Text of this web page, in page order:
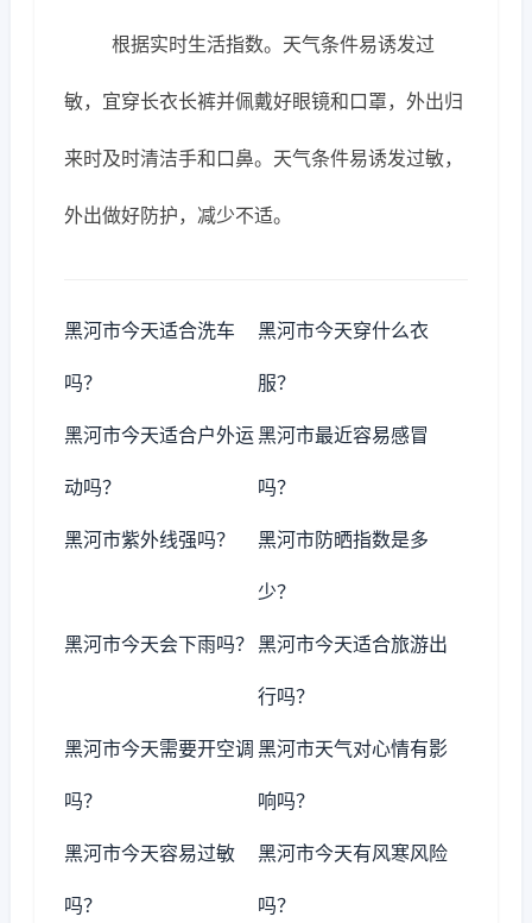
根据实时生活指数。天气条件易诱发过
敏，宜穿长衣长裤并佩戴好眼镜和口罩，外出归
来时及时清洁手和口鼻。天气条件易诱发过敏，
外出做好防护，减少不适。
黑河市今天适合洗车
吗？
黑河市今天穿什么衣
服？
黑河市今天适合户外运
动吗？
黑河市最近容易感冒
吗？
黑河市紫外线强吗？ 黑河市防晒指数是多
少？
黑河市今天会下雨吗？ 黑河市今天适合旅游出
行吗？
黑河市今天需要开空调
吗？
黑河市天气对心情有影
响吗？
黑河市今天容易过敏
吗？
黑河市今天有风寒风险
吗？